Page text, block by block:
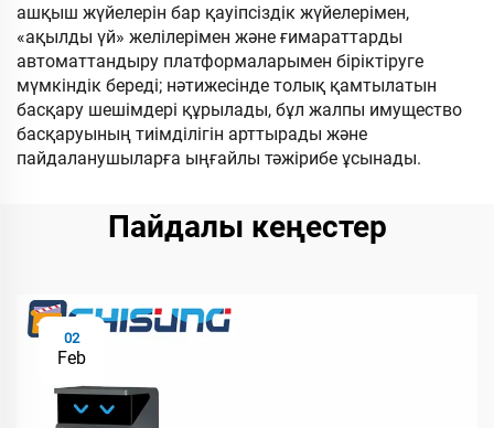
ашқыш жүйелерін бар қауіпсіздік жүйелерімен,
«ақылды үй» желілерімен және ғимараттарды
автоматтандыру платформаларымен біріктіруге
мүмкіндік береді; нәтижесінде толық қамтылатын
басқару шешімдері құрылады, бұл жалпы имущество
басқаруының тиімділігін арттырады және
пайдаланушыларға ыңғайлы тәжірибе ұсынады.
Пайдалы кеңестер
02
Feb